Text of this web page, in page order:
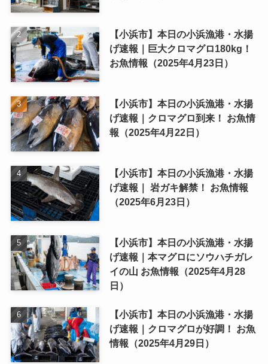
【小浜市】本日の小浜漁港・水揚
げ速報｜巨大クロマグロ180kg！
お魚情報（2025年4月23日）
【小浜市】本日の小浜漁港・水揚
げ速報｜クロマグロ到来！ お魚情
報（2025年4月22日）
【小浜市】本日の小浜漁港・水揚
げ速報｜ 岩ガキ解禁！ お魚情報
（2025年6月23日）
【小浜市】本日の小浜漁港・水揚
げ速報｜本マグロにソウハチガレ
イの山 お魚情報（2025年4月28
日）
【小浜市】本日の小浜漁港・水揚
げ速報｜クロマグロが好調！ お魚
情報（2025年4月29日）